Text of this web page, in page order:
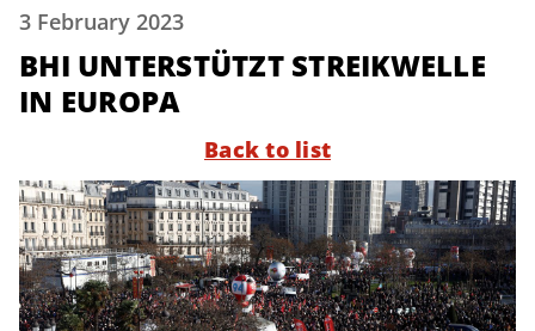
3 February 2023
BHI UNTERSTÜTZT STREIKWELLE
IN EUROPA
Back to list